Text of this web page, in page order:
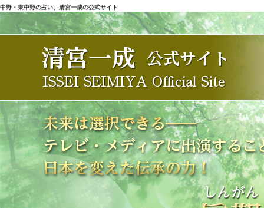
中野・東中野の占い、清宮一成の公式サイト